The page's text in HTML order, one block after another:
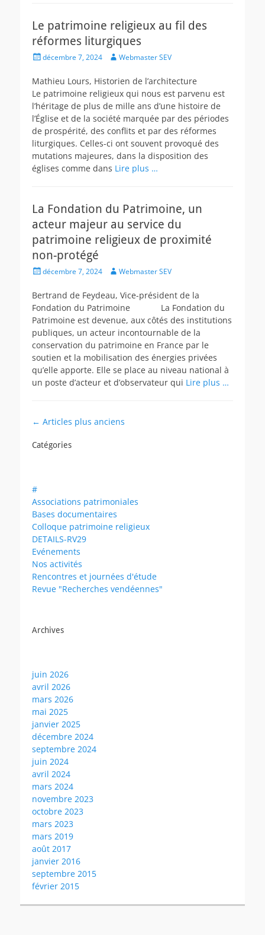
Le patrimoine religieux au fil des
réformes liturgiques
Posteddécembre 7, 2024 AuthorWebmaster SEV
Mathieu Lours, Historien de l’architecture
Le patrimoine religieux qui nous est parvenu est
l’héritage de plus de mille ans d’une histoire de
l’Église et de la société marquée par des périodes
de prospérité, des conflits et par des réformes
liturgiques. Celles-ci ont souvent provoqué des
mutations majeures, dans la disposition des
églises comme dans Lire plus …
La Fondation du Patrimoine, un
acteur majeur au service du
patrimoine religieux de proximité
non-protégé
Posteddécembre 7, 2024 AuthorWebmaster SEV
Bertrand de Feydeau, Vice-président de la
Fondation du Patrimoine La Fondation du
Patrimoine est devenue, aux côtés des institutions
publiques, un acteur incontournable de la
conservation du patrimoine en France par le
soutien et la mobilisation des énergies privées
qu’elle apporte. Elle se place au niveau national à
un poste d’acteur et d’observateur qui Lire plus …
Navigation
articles
← Articles plus anciens
Catégories
#
Associations patrimoniales
Bases documentaires
Colloque patrimoine religieux
DETAILS-RV29
Evénements
Nos activités
Rencontres et journées d'étude
Revue "Recherches vendéennes"
Archives
juin 2026
avril 2026
mars 2026
mai 2025
janvier 2025
décembre 2024
septembre 2024
juin 2024
avril 2024
mars 2024
novembre 2023
octobre 2023
mars 2023
mars 2019
août 2017
janvier 2016
septembre 2015
février 2015